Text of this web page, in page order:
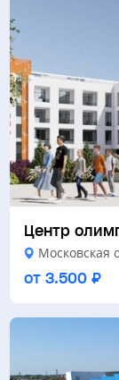
Центр
Московская
от 3.500 ₽